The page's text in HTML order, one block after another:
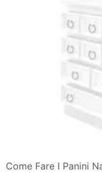
Come Fare I Panini